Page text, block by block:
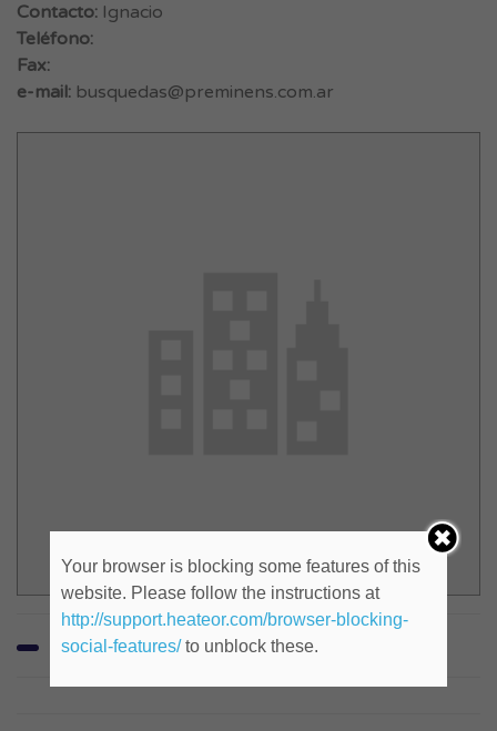
Contacto: Ignacio
Teléfono:
Fax:
e-mail: busquedas@preminens.com.ar
Your browser is blocking some features of this
website. Please follow the instructions at
http://support.heateor.com/browser-blocking-
social-features/to unblock these.